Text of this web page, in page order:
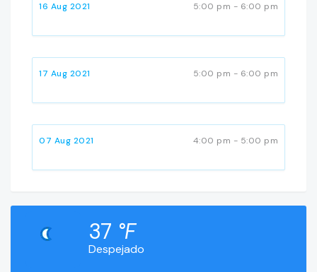
07 Aug 2021 4:00 pm - 5:00 pm
16 Aug 2021 5:00 pm - 6:00 pm
17 Aug 2021 5:00 pm - 6:00 pm
Despejado
37 °F